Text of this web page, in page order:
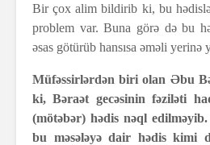
Bir çox alim bildirib ki, bu
problem var. Buna görə də bu
əsas götürüb hansısa əməli
Müfəssirlərdən biri olan Əbu
ki, Bəraət gecəsinin fəziləti
(mötəbər) hədis nəql
bu məsələyə dair hədis kimi